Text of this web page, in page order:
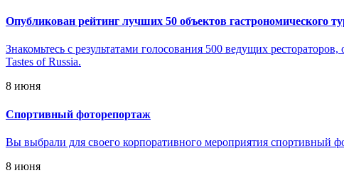
Опубликован рейтинг лучших 50 объектов гастрономического
Знакомьтесь с результатами голосования 500 ведущих
Tastes of Russia.
8 июня
Спортивный фоторепортаж
Вы выбрали для своего корпоративного мероприятия спортивный
8 июня